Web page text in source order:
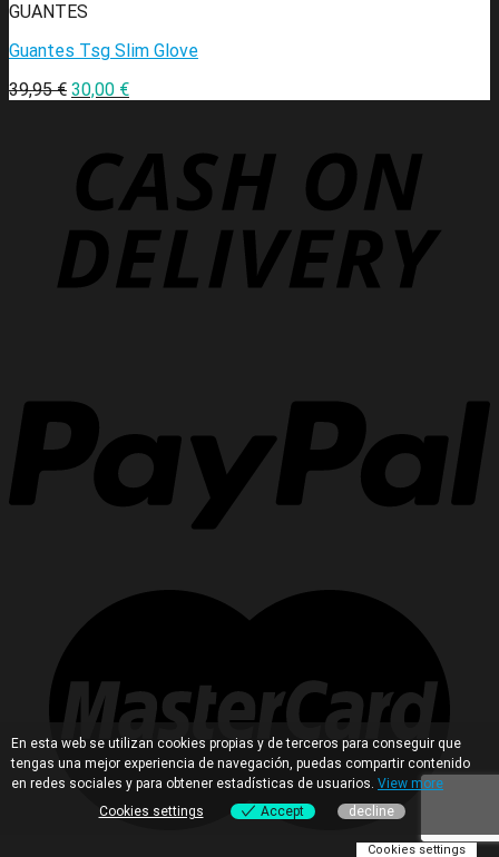
GUANTES
Guantes Tsg Slim Glove
39,95€ 30,00 €
En esta web se utilizan cookies propias y de terceros para conseguir que
tengas una mejor experiencia de navegación, puedas compartir contenido
en redes sociales y para obtener estadísticas de usuarios. View more
Cookies settings
Accept decline
Cookies settings